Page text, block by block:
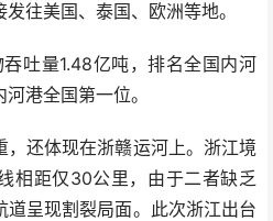
往美国、泰国、欧洲等地。
量1.48亿吨，排名全国内河
港全国第一位。
还体现在浙赣运河上。浙江境
相距仅30公里，由于二者缺乏
呈现割裂局面。此次浙江出台